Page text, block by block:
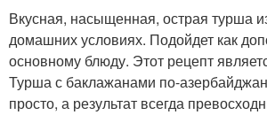
Вкусная, насыщенная, острая турша
домашних условиях. Подойдет как
основному блюду. Этот рецепт
Турша с баклажанами по-
просто, а результат всегда